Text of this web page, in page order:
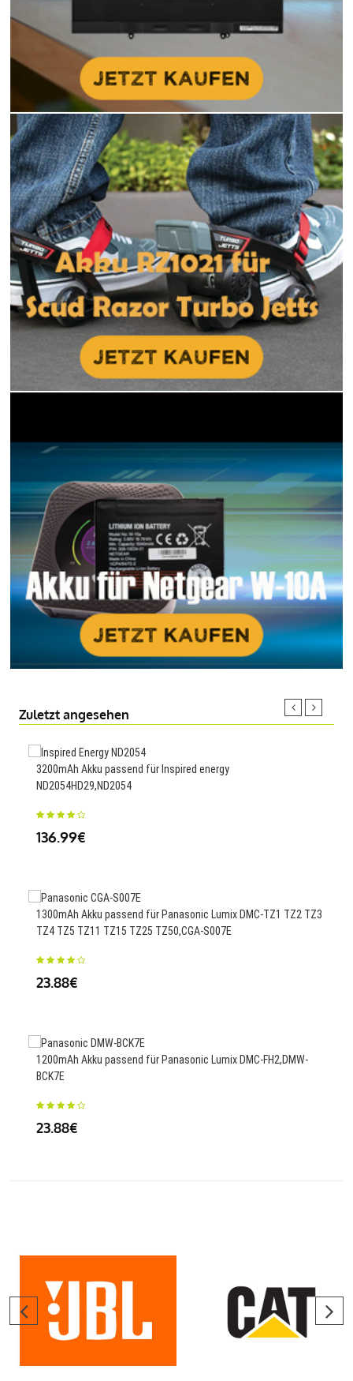
Zuletzt angesehen
3200mAh Akku passend für Inspired energy
ND2054HD29,ND2054
136.99€
1300mAh Akku passend für Panasonic Lumix DMC-TZ1 TZ2 TZ3
TZ4 TZ5 TZ11 TZ15 TZ25 TZ50,CGA-S007E
23.88€
1200mAh Akku passend für Panasonic Lumix DMC-FH2,DMW-
BCK7E
23.88€